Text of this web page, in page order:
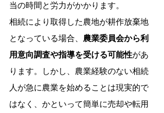
当の時間と労力がかかります。
相続により取得した農地が耕作放棄地
となっている場合、 農業委員会から利
用意向調査や指導を受ける可能性があ
ります。しかし、農業経験のない相続
人が急に農業を始めることは現実的で
はなく、かといって簡単に売却や転用